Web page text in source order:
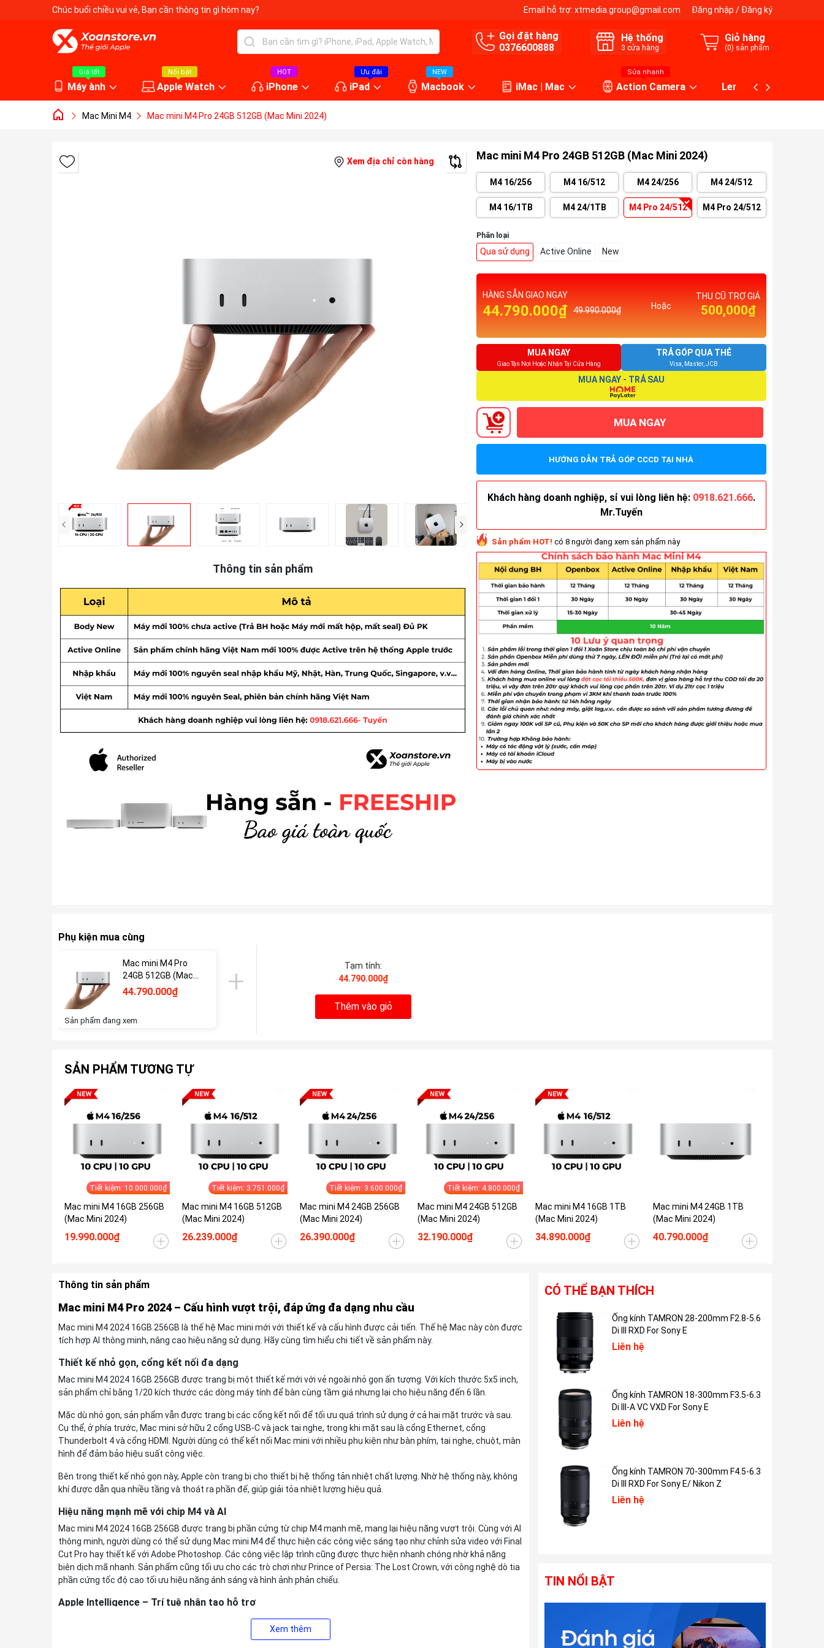
Chúc buổi chiều vui vẻ, Bạn cần thông tin gì hôm nay? Email hỗ trợ: xtmedia.group@gmail.com Đăng nhập / Đăng ký
Gọi đặt hàng
0376600888
Hệ thống
3 cửa hàng
Giỏ hàng
(0) sản phẩm
Giá tốt
Máy ành
Nổi bật
Apple Watch
HOT
iPhone
Ưu đãi
iPad
NEW
Macbook iMac | Mac
Sửa nhanh
Action Camera Lens máy ảnh
Mac Mini M4 Mac mini M4 Pro 24GB 512GB (Mac Mini 2024)
Xem địa chỉ còn hàng
Thông tin sản phẩm
Mac mini M4 Pro 24GB 512GB (Mac Mini 2024)
M4 16/256 M4 16/512 M4 24/256 M4 24/512
M4 16/1TB M4 24/1TB M4 Pro 24/512 M4 Pro 24/512
Phân loại
Qua sử dụng Active Online New
HÀNG SẴN GIAO NGAY
44.790.000₫ 49.990.000₫ Hoặc
THU CŨ TRỢ GIÁ
500,000₫
MUA NGAY
Giao Tận Nơi Hoặc Nhận Tại Cửa Hàng
TRẢ GÓP QUA THẺ
Visa, Master, JCB
MUA NGAY - TRẢ SAU
MUA NGAY
HƯỚNG DẪN TRẢ GÓP CCCD TẠI NHÀ
Khách hàng doanh nghiệp, sỉ vui lòng liên hệ: 0918.621.666.
Mr.Tuyến
Sản phẩm HOT! có 8 người đang xem sản phẩm này
Phụ kiện mua cùng
Mac mini M4 Pro
24GB 512GB (Mac
Mini 2024)
44.790.000₫
Sản phẩm đang xem
Tạm tính:
44.790.000₫
Thêm vào giỏ
SẢN PHẨM TƯƠNG TỰ
Tiết kiệm: 10.000.000₫
Mac mini M4 16GB 256GB
(Mac Mini 2024)
19.990.000₫
Tiết kiệm: 3.751.000₫
Mac mini M4 16GB 512GB
(Mac Mini 2024)
26.239.000₫
Tiết kiệm: 3.600.000₫
Mac mini M4 24GB 256GB
(Mac Mini 2024)
26.390.000₫
Tiết kiệm: 4.800.000₫
Mac mini M4 24GB 512GB
(Mac Mini 2024)
32.190.000₫
Mac mini M4 16GB 1TB
(Mac Mini 2024)
34.890.000₫
Mac mini M4 24GB 1TB
(Mac Mini 2024)
40.790.000₫
Thông tin sản phẩm
Mac mini M4 Pro 2024 – Cấu hình vượt trội, đáp ứng đa dạng nhu cầu
Mac mini M4 2024 16GB 256GB là thế hệ Mac mini mới với thiết kế và cấu hình được cải tiến. Thế hệ Mac này còn được
tích hợp AI thông minh, nâng cao hiệu năng sử dụng. Hãy cùng tìm hiểu chi tiết về sản phẩm này.
Thiết kế nhỏ gọn, cổng kết nối đa dạng
Mac mini M4 2024 16GB 256GB được trang bị một thiết kế mới với vẻ ngoài nhỏ gọn ấn tượng. Với kích thước 5x5 inch,
sản phẩm chỉ bằng 1/20 kích thước các dòng máy tính để bàn cùng tầm giá nhưng lại cho hiệu năng đến 6 lần.
Mặc dù nhỏ gọn, sản phẩm vẫn được trang bị các cổng kết nối để tối ưu quá trình sử dụng ở cả hai mặt trước và sau.
Cụ thể, ở phía trước, Mac mini sở hữu 2 cổng USB-C và jack tai nghe, trong khi mặt sau là cổng Ethernet, cổng
Thunderbolt 4 và cổng HDMI. Người dùng có thể kết nối Mac mini với nhiều phụ kiện như bàn phím, tai nghe, chuột, màn
hình để đảm bảo hiệu suất công việc.
Bên trong thiết kế nhỏ gọn này, Apple còn trang bị cho thiết bị hệ thống tản nhiệt chất lượng. Nhờ hệ thống này, không
khí được dẫn qua nhiều tầng và thoát ra phần đế, giúp giải tỏa nhiệt lượng hiệu quả.
Hiệu năng mạnh mẽ với chip M4 và AI
Mac mini M4 2024 16GB 256GB được trang bị phần cứng từ chip M4 mạnh mẽ, mang lại hiệu năng vượt trội. Cùng với AI
thông minh, người dùng có thể sử dụng Mac mini M4 để thực hiện các công việc sáng tạo như chỉnh sửa video với Final
Cut Pro hay thiết kế với Adobe Photoshop. Các công việc lập trình cũng được thực hiện nhanh chóng nhờ khả năng
biên dịch mã nhanh. Sản phẩm cũng tối ưu cho các trò chơi như Prince of Persia: The Lost Crown, với công nghệ dò tia
phần cứng tốc độ cao tối ưu hiệu năng ánh sáng và hình ảnh phản chiếu.
Apple Intelligence – Trí tuệ nhân tạo hỗ trợ
Đặc biệt, Mac mini M4 2024 16GB 256GB được trang bị Apple Intelligence, hệ thống trí tuệ nhân tạo hỗ trợ người dùng
viết lách và sắp xếp thứ tự công việc. Nhờ đó, hiệu suất làm việc được tối ưu, giúp người dùng hoàn thành công việc dễ
Xem thêm
CÓ THỂ BẠN THÍCH
III VC VXD For Sony E
Liên hệ
Ống kính TAMRON 28-200mm F2.8-5.6
Di III RXD For Sony E
Liên hệ
Ống kính TAMRON 25-200mm F2.8-5.6
Liên hệ
Ống kính TAMRON 18-300mm F3.5-6.3
Di III-A VC VXD For Sony E
Liên hệ
Ống kính TAMRON 150-500mm F5-6.7
Di III VC VXD For Sony E
Ống kính TAMRON 70-300mm F4.5-6.3
Di III RXD For Sony E/ Nikon Z
Liên hệ
TIN NỔI BẬT